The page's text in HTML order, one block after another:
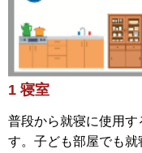
1 寝室
普段から就寝に使用す
す。子ども部屋でも就